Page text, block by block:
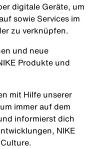
digitale Geräte, um
sowie Services im
zu verknüpfen.
und neue
Produkte und
mit Hilfe unserer
immer auf dem
informierst dich
NIKE